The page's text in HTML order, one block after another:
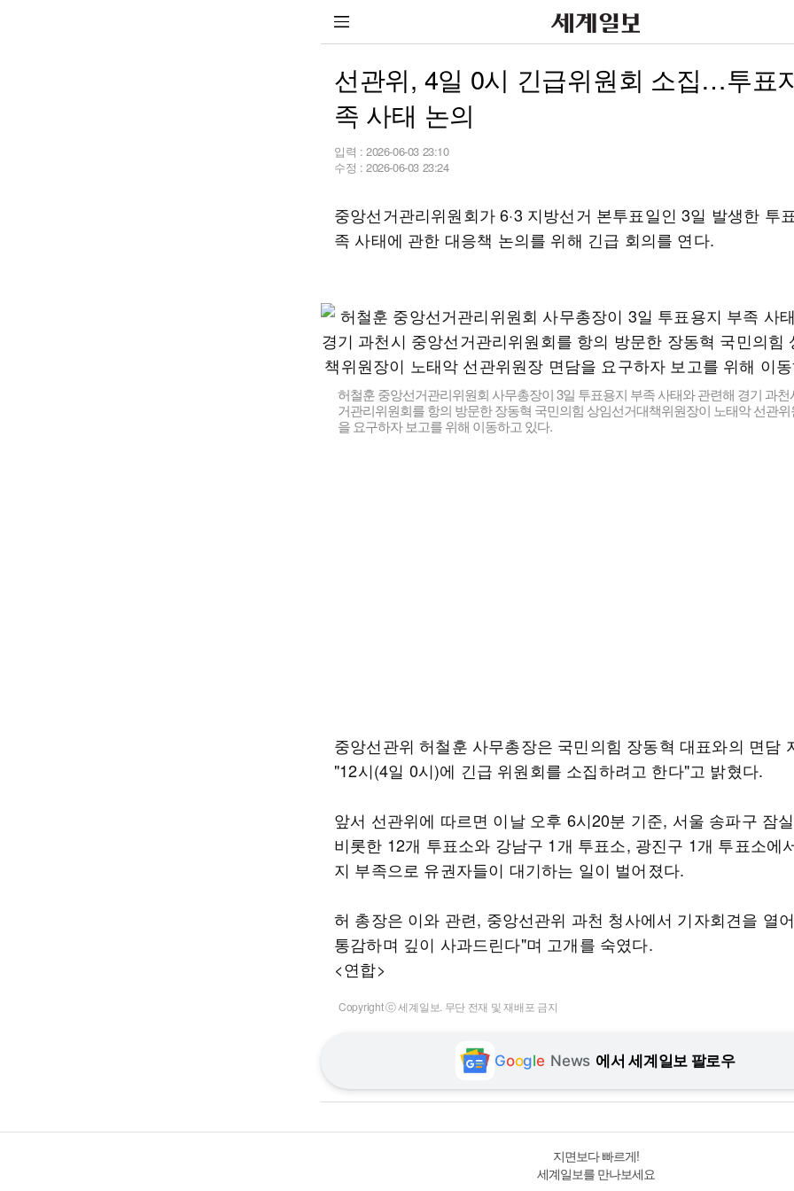
선관위, 4일 0시 긴급위원회 소집…투표
족 사태 논의
입력 : 2026-06-03 23:10
수정 : 2026-06-03 23:24
중앙선거관리위원회가 6·3 지방선거 본투표일인 3일 발생한 투
족 사태에 관한 대응책 논의를 위해 긴급 회의를 연다.
허철훈 중앙선거관리위원회 사무총장이 3일 투표용지 부족 사태와 관련해 경기 과천
거관리위원회를 항의 방문한 장동혁 국민의힘 상임선거대책위원장이 노태악 선관
을 요구하자 보고를 위해 이동하고 있다.
중앙선관위 허철훈 사무총장은 국민의힘 장동혁 대표와의 면담
"12시(4일 0시)에 긴급 위원회를 소집하려고 한다"고 밝혔다.
앞서 선관위에 따르면 이날 오후 6시20분 기준, 서울 송파구 잠
비롯한 12개 투표소와 강남구 1개 투표소, 광진구 1개 투표소에
지 부족으로 유권자들이 대기하는 일이 벌어졌다.
허 총장은 이와 관련, 중앙선관위 과천 청사에서 기자회견을 열
통감하며 깊이 사과드린다"며 고개를 숙였다.
<연합>
Copyright ⓒ 세계일보. 무단 전재 및 재배포 금지
Google News 에서 세계일보 팔로우
지면보다 빠르게!
세계일보를 만나보세요